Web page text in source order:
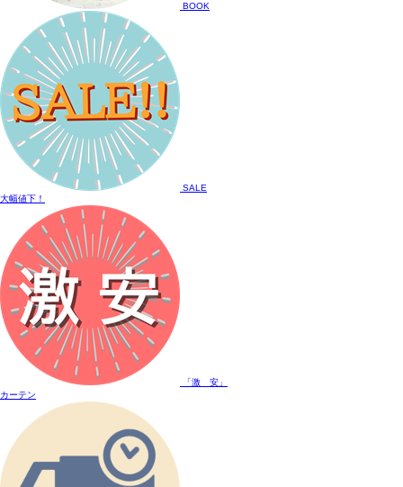
BOOK
SALE
大幅値下！
「激 安」
カーテン